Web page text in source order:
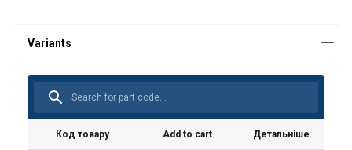
Код товару Add to cart Детальніше
Примітка: